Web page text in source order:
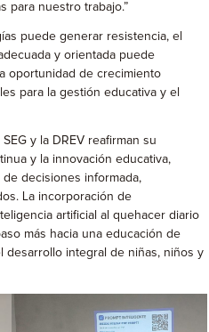
para nuestro trabajo.”
puede generar resistencia, el
y orientada puede
oportunidad de crecimiento
para la gestión educativa y el
y la DREV reafirman su
y la innovación educativa,
decisiones informada,
La incorporación de
artificial al quehacer diario
más hacia una educación de
desarrollo integral de niñas, niños y